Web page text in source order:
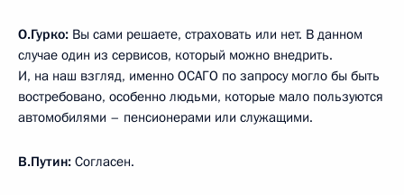
О.Гурко: Вы сами решаете, страховать или нет. В данном
случае один из сервисов, который можно внедрить.
И, на наш взгляд, именно ОСАГО по запросу могло бы быть
востребовано, особенно людьми, которые мало пользуются
автомобилями – пенсионерами или служащими.
В.Путин: Согласен.